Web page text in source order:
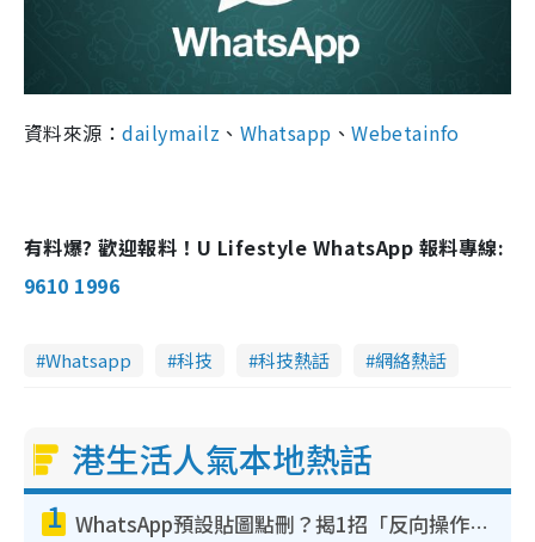
資料來源：dailymailz 、 Whatsapp 、Webetainfo
有料爆? 歡迎報料！U Lifestyle WhatsApp 報料專線:
9610 1996
Whatsapp 科技 科技熱話 網絡熱話
港生活人氣本地熱話
1 WhatsApp預設貼圖點刪？揭1招「反向操作」還原簡潔介面 附3步實測教學